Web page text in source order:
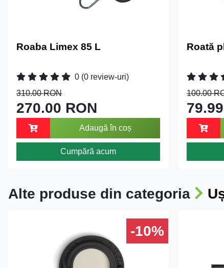
Roaba Limex 85 L
0 (0 review-uri)
310.00 RON
270.00 RON
Adaugă în coș
Cumpără acum
Roată
100.00
Alte produse din categoria
-10%